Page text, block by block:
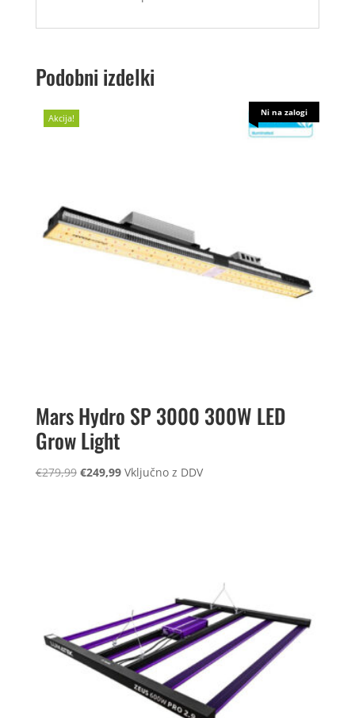
Podobni izdelki
Ni na zalogi
Akcija!
Mars Hydro SP 3000 300W LED
Grow Light
€279,99 Izvirna
€249,99Trenutna
Vključno z DDV